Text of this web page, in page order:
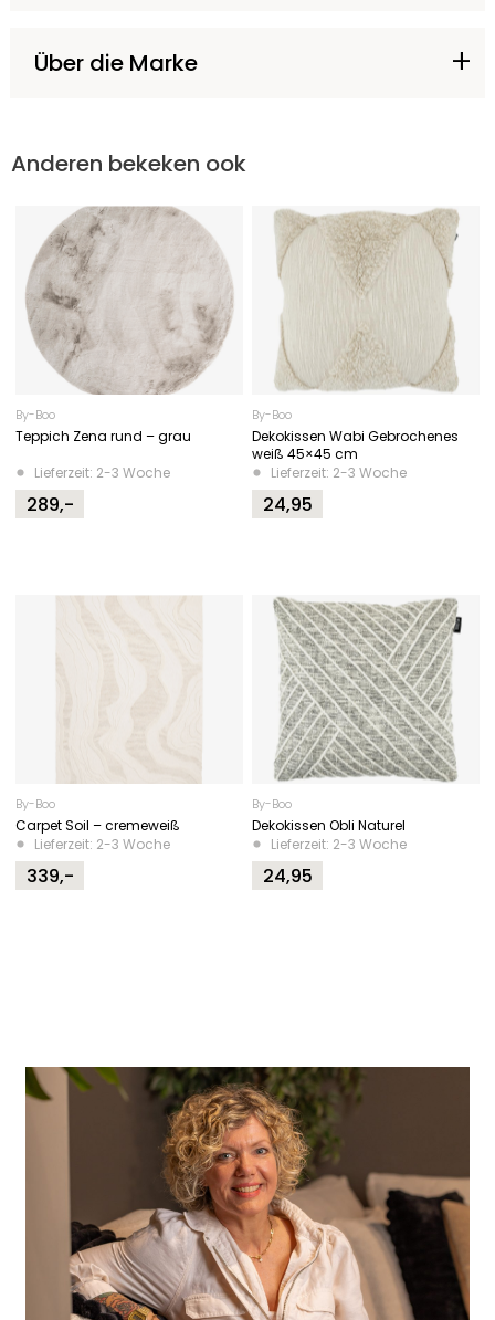
Über die Marke
Anderen bekeken ook
By-Boo
Teppich Zena rund – grau
Lieferzeit: 2-3 Woche
289,-
By-Boo
Dekokissen Wabi Gebrochenes
weiß 45×45 cm
Lieferzeit: 2-3 Woche
24,95
By-Boo
Carpet Soil – cremeweiß
Lieferzeit: 2-3 Woche
339,-
By-Boo
Dekokissen Obli Naturel
Lieferzeit: 2-3 Woche
24,95